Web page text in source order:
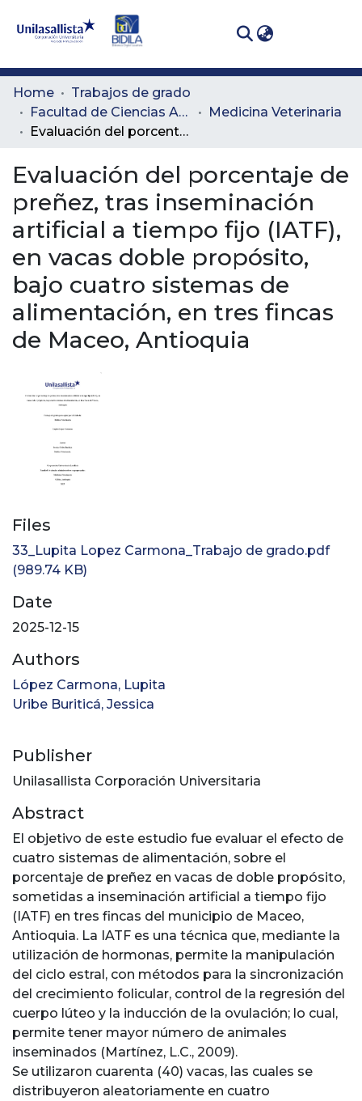
Communities
& Collections
Statistics
Home
Trabajos de grado
Facultad de Ciencias Administrativas y Agropecuarias
Medicina Veterinaria
Evaluación del porcentaje de preñez, tras inseminación artificial a tiempo fijo (IATF), en vacas doble propósito, bajo cuatro sistemas de alimentación, en tres fincas de Maceo, Antioquia
Evaluación del porcentaje de
preñez, tras inseminación
artificial a tiempo fijo (IATF),
en vacas doble propósito,
bajo cuatro sistemas de
alimentación, en tres fincas
de Maceo, Antioquia
Files
33_Lupita Lopez Carmona_Trabajo de grado.pdf
(989.74 KB)
Date
2025-12-15
Authors
López Carmona, Lupita
Uribe Buriticá, Jessica
Publisher
Unilasallista Corporación Universitaria
Abstract
El objetivo de este estudio fue evaluar el efecto de
cuatro sistemas de alimentación, sobre el
porcentaje de preñez en vacas de doble propósito,
sometidas a inseminación artificial a tiempo fijo
(IATF) en tres fincas del municipio de Maceo,
Antioquia. La IATF es una técnica que, mediante la
utilización de hormonas, permite la manipulación
del ciclo estral, con métodos para la sincronización
del crecimiento folicular, control de la regresión del
cuerpo lúteo y la inducción de la ovulación; lo cual,
permite tener mayor número de animales
inseminados (Martínez, L.C., 2009).
Se utilizaron cuarenta (40) vacas, las cuales se
distribuyeron aleatoriamente en cuatro